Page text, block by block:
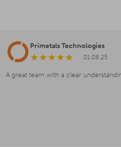
Primetals Technologies
★★★★★ 01.08.25
A great team with a clear